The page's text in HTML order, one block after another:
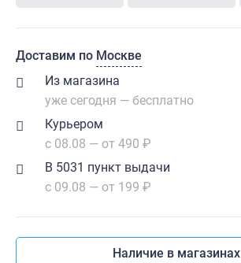
Доставим по Москве
Из магазина
уже сегодня — бесплатно
Курьером
с 08.08 — от 490 ₽
В 5031 пункт выдачи
с 09.08 — от 199 ₽
Наличие в магазинах